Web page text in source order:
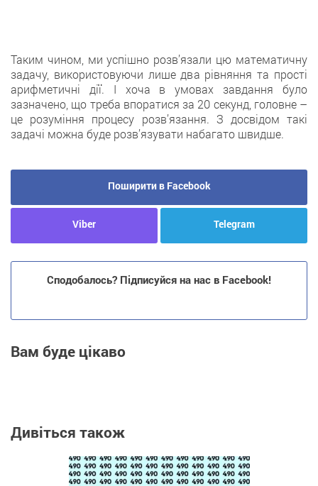
Таким чином, ми успішно розв’язали цю математичну
задачу, використовуючи лише два рівняння та прості
арифметичні дії. І хоча в умовах завдання було
зазначено, що треба впоратися за 20 секунд, головне –
це розуміння процесу розв’язання. З досвідом такі
задачі можна буде розв’язувати набагато швидше.
Поширити в Facebook
Viber Telegram
Сподобалось? Підписуйся на нас в Facebook!
Вам буде цікаво
Дивіться також